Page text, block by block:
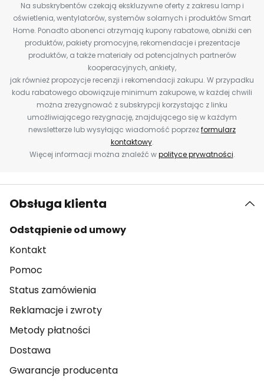
Na subskrybentów czekają ekskluzywne oferty z zakresu lamp i
oświetlenia, wentylatorów, systemów solarnych i produktów Smart
Home. Ponadto abonenci otrzymają kupony rabatowe, obniżki cen
produktów, pakiety promocyjne, rekomendacje i prezentacje
produktów, a także materiały od potencjalnych partnerów
kooperacyjnych, ankiety,
jak również propozycje recenzji i rekomendacji zakupu. W przypadku
kodu rabatowego obowiązuje minimum zakupowe, w każdej chwili
można zrezygnować z subskrypcji korzystając z linku
umożliwiającego rezygnację, znajdującego się w każdym
newsletterze lub wysyłając wiadomość poprzezformularz
kontaktowy.
Więcej informacji można znaleźć wpolityce prywatności.
Obsługa klienta
Odstąpienie od umowy
Kontakt
Pomoc
Status zamówienia
Reklamacje i zwroty
Metody płatności
Dostawa
Gwarancje producenta